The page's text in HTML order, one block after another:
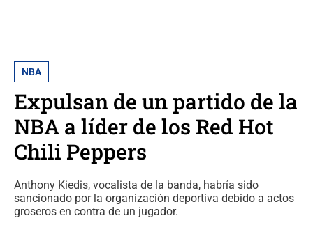
NBA
Expulsan de un partido de la
NBA a líder de los Red Hot
Chili Peppers
Anthony Kiedis, vocalista de la banda, habría sido
sancionado por la organización deportiva debido a actos
groseros en contra de un jugador.